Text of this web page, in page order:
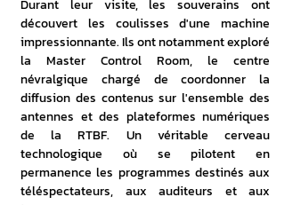
Durant leur visite, les souverains ont
découvert les coulisses d'une machine
impressionnante. Ils ont notamment exploré
la Master Control Room, le centre
névralgique chargé de coordonner la
diffusion des contenus sur l'ensemble des
antennes et des plateformes numériques
de la RTBF. Un véritable cerveau
technologique où se pilotent en
permanence les programmes destinés aux
téléspectateurs, aux auditeurs et aux